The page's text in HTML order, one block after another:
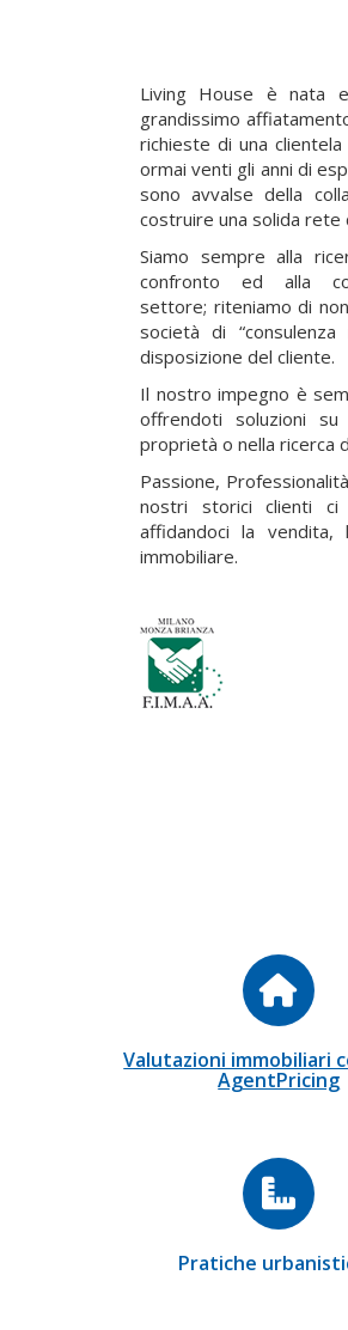
Living House è nata
grandissimo
richieste di una
ormai venti gli anni di
sono avvalse della
costruire una solida rete
Siamo sempre alla
confronto ed alla
settore; riteniamo di
società di
disposizione del cliente.
Il nostro impegno è
offrendoti soluzioni
proprietà o nella ricerca
Passione,
nostri storici clienti ci
affidandoci la
immobiliare.
Valutazioni immobiliari
AgentPricing
Pratiche